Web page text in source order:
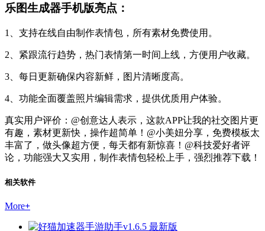
乐图生成器手机版亮点：
1、支持在线自由制作表情包，所有素材免费使用。
2、紧跟流行趋势，热门表情第一时间上线，方便用户收藏。
3、每日更新确保内容新鲜，图片清晰度高。
4、功能全面覆盖照片编辑需求，提供优质用户体验。
真实用户评价：@创意达人表示，这款APP让我的社交图片更
有趣，素材更新快，操作超简单！@小美妞分享，免费模板太
丰富了，做头像超方便，每天都有新惊喜！@科技爱好者评
论，功能强大又实用，制作表情包轻松上手，强烈推荐下载！
相关软件
More+